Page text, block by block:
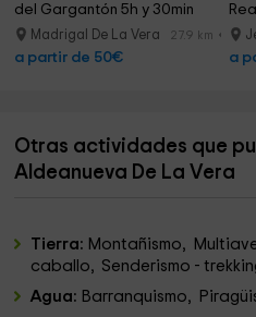
del Gargantón 5h y 30min
Madrigal De La Vera 27.9 km
a partir de 50€ a
Otras actividades que
Aldeanueva De La Vera
Tierra: Montañismo,
caballo, Senderismo -
Agua: Barranquismo,